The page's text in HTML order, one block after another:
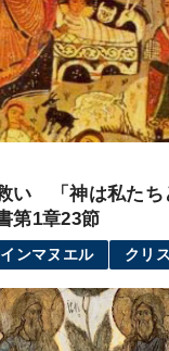
い 「神は私たち
第1章23節
インマヌエル クリ